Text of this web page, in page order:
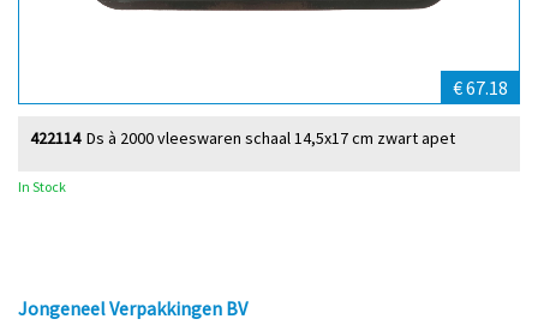
€ 67.18
Ds à 2000 vleeswaren schaal 14,5x17 cm zwart apet
422114
In Stock
Jongeneel Verpakkingen BV